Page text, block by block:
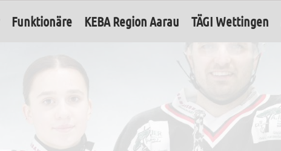
Funktionäre KEBA Region Aarau TÄGI Wettingen